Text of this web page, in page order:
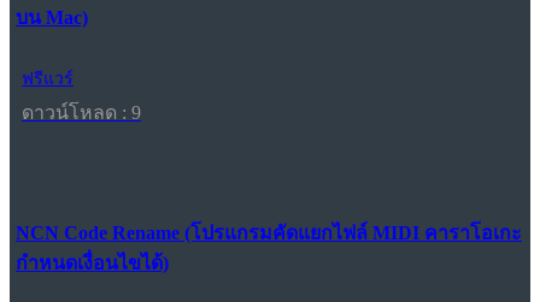
บน Mac)
ฟรีแวร์
ดาวน์โหลด : 9
NCN Code Rename (โปรแกรมคัดแยกไฟล์ MIDI คาราโอเกะ
กำหนดเงื่อนไขได้)